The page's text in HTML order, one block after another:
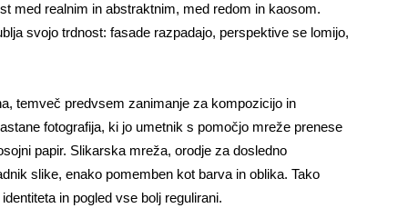
med realnim in abstraktnim, med redom in kaosom.
svojo trdnost: fasade razpadajo, perspektive se lomijo,
temveč predvsem zanimanje za kompozicijo in
fotografija, ki jo umetnik s pomočjo mreže prenese
papir. Slikarska mreža, orodje za dosledno
slike, enako pomemben kot barva in oblika. Tako
in pogled vse bolj regulirani.